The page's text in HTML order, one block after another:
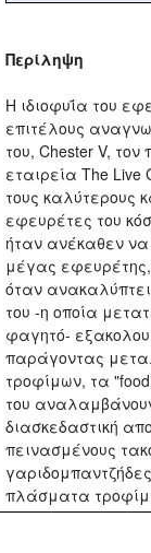
Περίληψη
Η ιδιοφυΐα του
επιτέλους
του, Chester V,
εταιρεία The Live
τους καλύτερους
εφευρέτες του
ήταν ανέκαθεν
μέγας
όταν
του -η οποία
φαγητό-
παράγοντας
τροφίμων, τα
του
διασκεδαστική
πεινασμένους
πλάσματα